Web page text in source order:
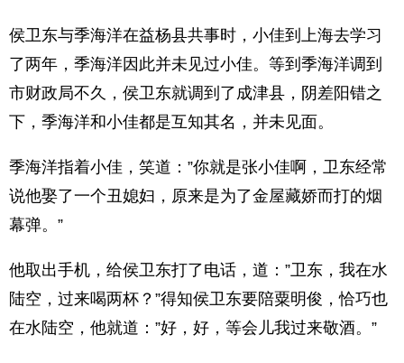
侯卫东与季海洋在益杨县共事时，小佳到上海去学习
了两年，季海洋因此并未见过小佳。等到季海洋调到
市财政局不久，侯卫东就调到了成津县，阴差阳错之
下，季海洋和小佳都是互知其名，并未见面。
季海洋指着小佳，笑道：”你就是张小佳啊，卫东经常
说他娶了一个丑媳妇，原来是为了金屋藏娇而打的烟
幕弹。”
他取出手机，给侯卫东打了电话，道：”卫东，我在水
陆空，过来喝两杯？”得知侯卫东要陪粟明俊，恰巧也
在水陆空，他就道：”好，好，等会儿我过来敬酒。”